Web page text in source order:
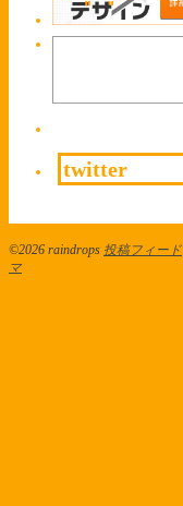
twitter
©2026 raindrops 投稿フィード
マ